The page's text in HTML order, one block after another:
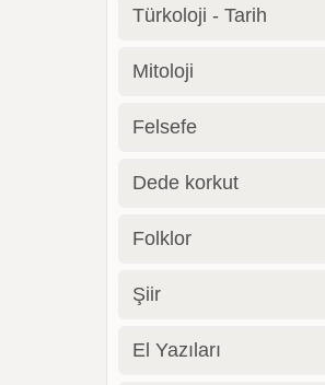
Türkoloji - Tarih
Mitoloji
Felsefe
Dede korkut
Folklor
Şiir
El Yazıları